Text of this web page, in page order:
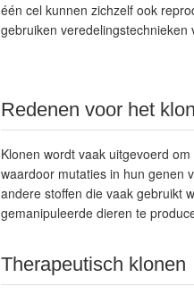
één cel kunnen zichzelf ook
gebruiken
Redenen voor het
Klonen wordt vaak uitgevoerd
waardoor mutaties in hun genen
andere stoffen die vaak gebruikt
gemanipuleerde dieren te
Therapeutisch klonen